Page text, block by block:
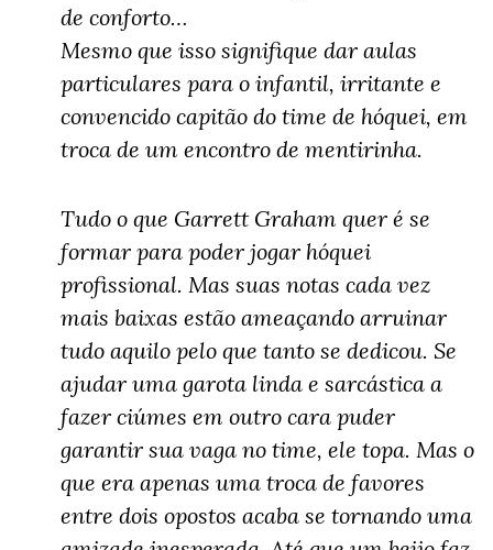
de conforto…
Mesmo que isso signifique dar aulas
particulares para o infantil, irritante e
convencido capitão do time de hóquei, em
troca de um encontro de mentirinha.
Tudo o que Garrett Graham quer é se
formar para poder jogar hóquei
profissional. Mas suas notas cada vez
mais baixas estão ameaçando arruinar
tudo aquilo pelo que tanto se dedicou. Se
ajudar uma garota linda e sarcástica a
fazer ciúmes em outro cara puder
garantir sua vaga no time, ele topa. Mas o
que era apenas uma troca de favores
entre dois opostos acaba se tornando uma